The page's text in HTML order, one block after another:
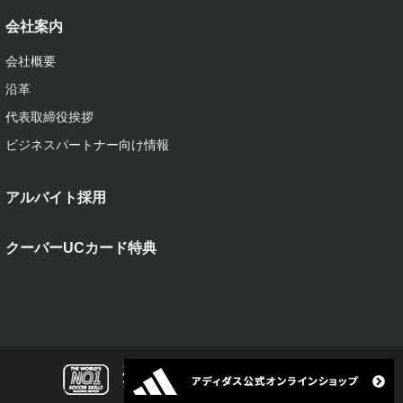
会社案内
会社概要
沿革
代表取締役挨拶
ビジネスパートナー向け情報
アルバイト採用
クーバーUCカード特典